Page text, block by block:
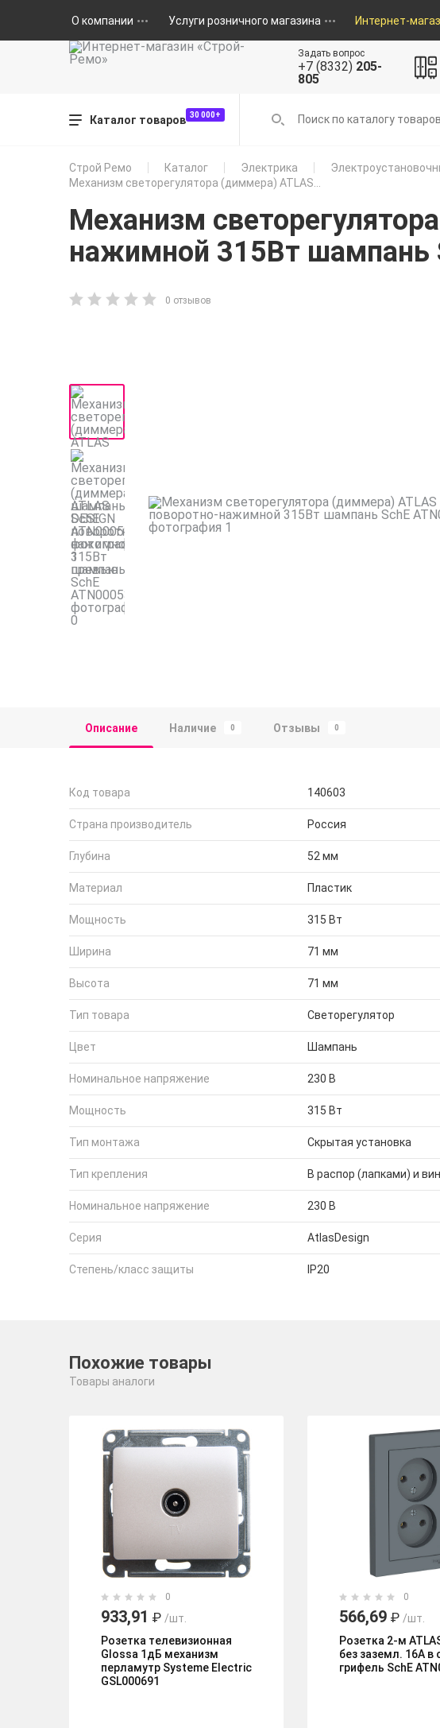
О компании Услуги розничного магазина Интернет-
Задать вопрос
+7 (8332) 205-
805
Каталог товаров 30 000+
Строй Ремо Каталог Электрика
Механизм светорегулятора (диммера) ATLAS...
Механизм
нажимной 315Вт шампань
0 отзывов
Описание Наличие 0 Отзывы 0
Код товара 140603
Страна производитель Россия
Глубина 52 мм
Материал Пластик
Мощность 315 Вт
Ширина 71 мм
Высота 71 мм
Тип товара Светорегулятор
Цвет Шампань
Номинальное напряжение 230 В
Мощность 315 Вт
Тип монтажа Скрытая установка
Тип крепления В распор (лапками) и
Номинальное напряжение 230 В
Серия AtlasDesign
Степень/класс защиты IP20
Похожие товары
Товары аналоги
0
933,91 ₽ /шт.
Розетка телевизионная
Glossa 1дБ механизм
перламутр Systeme Electric
GSL000691
0
566,69 ₽ /шт.
Розетка 2-м
без заземл. 16А в
грифель SchE